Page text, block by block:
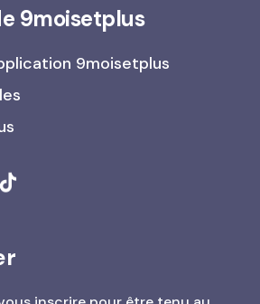
9moisetplus
9moisetplus